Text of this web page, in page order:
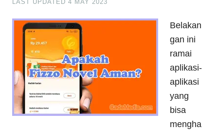
LAST UPDATED4 MAY 2023
Belakan
gan ini
ramai
aplikasi-
aplikasi
yang
bisa
mengha